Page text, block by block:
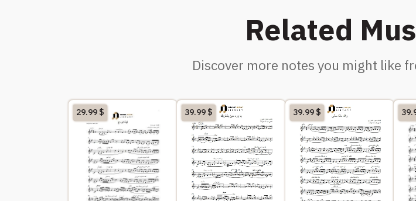
Related
Discover more notes you might like
29.99$ 39.99$ 39.99$